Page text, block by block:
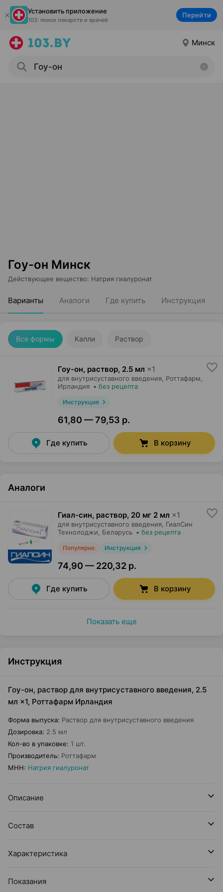
Установить приложение
103: поиск лекарств и врачей
Перейти
Минск
Гоу-он Минск
Действующее вещество: Натрия гиалуронат
Варианты Аналоги Где купить Инструкция
Все формы Капли Раствор
Гоу-он, раствор, 2.5 мл ×1
для внутрисуставного введения, Роттафарм
Ирландия • без рецепта
Инструкция
61,80 — 79,53 р.
Где купить В корзину
Аналоги
Гиал-син, раствор, 20 мг 2 мл ×1
для внутрисуставного введения, ГиалСин
Технолоджи , Беларусь • без рецепта
Популярно Инструкция
74,90 — 220,32 р.
Где купить В корзину
Показать еще
Инструкция
Гоу-он, раствор для внутрисуставного введения, 2.5
мл ×1, Роттафарм Ирландия
Форма выпуска: Раствор для внутрисуставного введения
Дозировка: 2.5 мл
Кол-во в упаковке: 1 шт.
Производитель: Роттафарм
МНН: Натрия гиалуронат
Описание
Состав
Характеристика
Показания